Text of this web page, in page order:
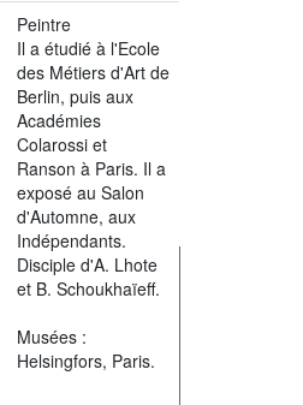
Peintre
Il a étudié à l'Ecole
des Métiers d'Art de
Berlin, puis aux
Académies
Colarossi et
Ranson à Paris. Il a
exposé au Salon
d'Automne, aux
Indépendants.
Disciple d'A. Lhote
et B. Schoukhaïeff.
Musées :
Helsingfors, Paris.